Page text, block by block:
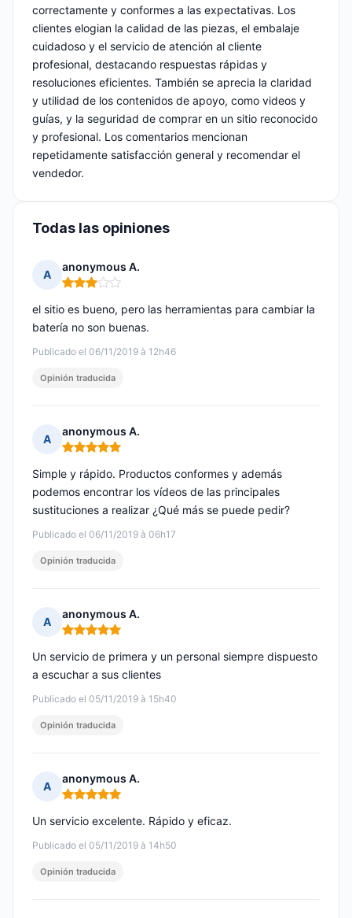
correctamente y conformes a las expectativas. Los
clientes elogian la calidad de las piezas, el embalaje
cuidadoso y el servicio de atención al cliente
profesional, destacando respuestas rápidas y
resoluciones eficientes. También se aprecia la claridad
y utilidad de los contenidos de apoyo, como videos y
guías, y la seguridad de comprar en un sitio reconocido
y profesional. Los comentarios mencionan
repetidamente satisfacción general y recomendar el
vendedor.
Todas las opiniones
A
anonymous A.
Nota: 3 de 5
Publicado el 06/11/2019 à 12h46
el sitio es bueno, pero las herramientas para cambiar la
batería no son buenas.
Opinión traducida
A
anonymous A.
Nota: 5 de 5
Publicado el 06/11/2019 à 06h17
Simple y rápido. Productos conformes y además
podemos encontrar los vídeos de las principales
sustituciones a realizar ¿Qué más se puede pedir?
Opinión traducida
A
anonymous A.
Nota: 5 de 5
Publicado el 05/11/2019 à 15h40
Un servicio de primera y un personal siempre dispuesto
a escuchar a sus clientes
Opinión traducida
A
anonymous A.
Nota: 5 de 5
Publicado el 05/11/2019 à 14h50
Un servicio excelente. Rápido y eficaz.
Opinión traducida